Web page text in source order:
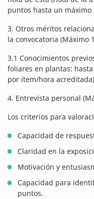
puntos hasta un máximo
3. Otros méritos
la convocatoria (Máximo
3.1 Conocimientos
foliares en plantas:
por ítem/hora
4. Entrevista personal
Los criterios para
Capacidad de
Claridad en la
Motivación y
Capacidad para
puntos.